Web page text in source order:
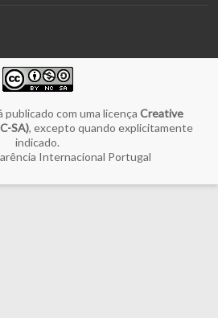
com uma licençaCreative
SA), excepto quando explicitamente
indicado.
Internacional Portugal